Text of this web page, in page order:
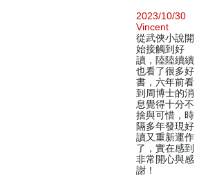
2023/10/30
Vincent
從武俠小說開
始接觸到好
讀，陸陸續續
也看了很多好
書，六年前看
到周博士的消
息覺得十分不
捨與可惜，時
隔多年發現好
讀又重新運作
了，實在感到
非常開心與感
謝！